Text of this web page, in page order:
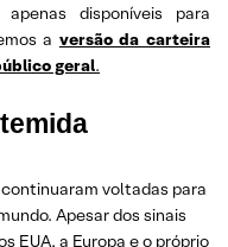
disponíveis para
a versão da carteira
geral.
voltadas para
Apesar dos sinais
EUA, a Europa e o próprio